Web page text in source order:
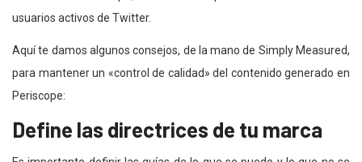
usuarios activos de Twitter.
Aquí te damos algunos consejos, de la mano de Simply Measured,
para mantener un «control de calidad» del contenido generado en
Periscope:
Define las directrices de tu marca